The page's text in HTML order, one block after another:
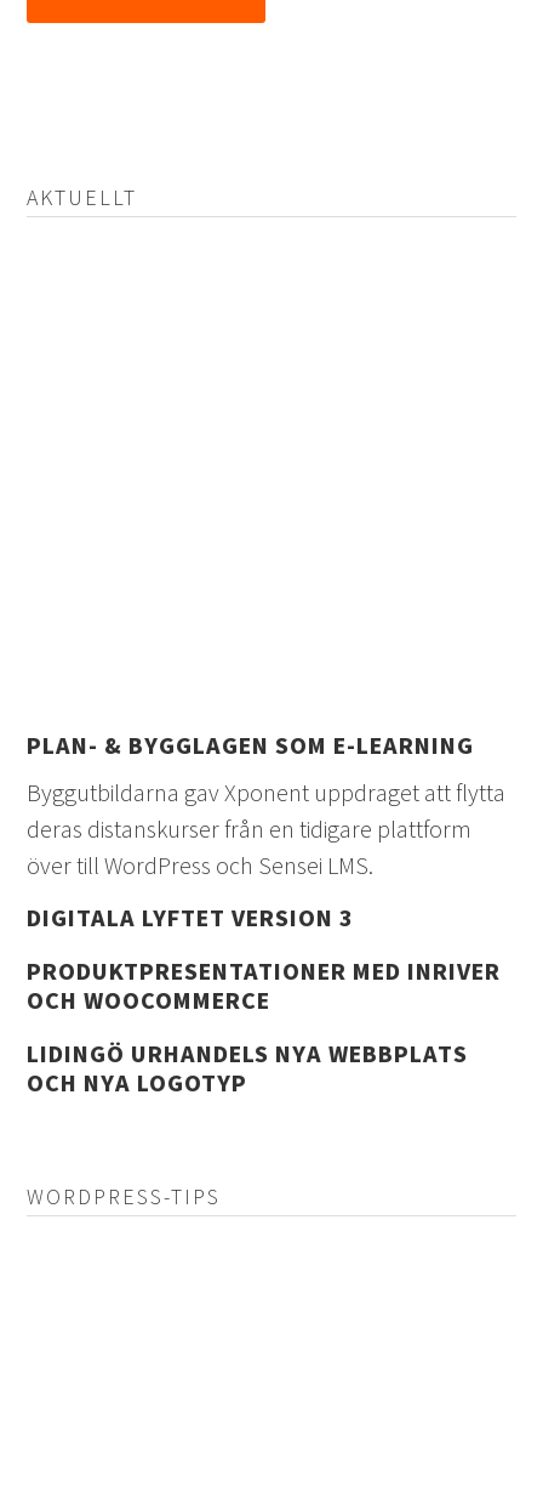
AKTUELLT
PLAN- & BYGGLAGEN SOM E-LEARNING
Byggutbildarna gav Xponent uppdraget att flytta
deras distanskurser från en tidigare plattform
över till WordPress och Sensei LMS.
DIGITALA LYFTET VERSION 3
PRODUKTPRESENTATIONER MED INRIVER
OCH WOOCOMMERCE
LIDINGÖ URHANDELS NYA WEBBPLATS
OCH NYA LOGOTYP
WORDPRESS-TIPS